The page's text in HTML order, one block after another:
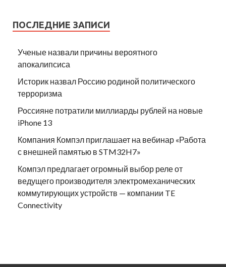
ПОСЛЕДНИЕ ЗАПИСИ
Ученые назвали причины вероятного
апокалипсиса
Историк назвал Россию родиной политического
терроризма
Россияне потратили миллиарды рублей на новые
iPhone 13
Компания Компэл приглашает на вебинар «Работа
с внешней памятью в STM32H7»
Компэл предлагает огромный выбор реле от
ведущего производителя электромеханических
коммутирующих устройств — компании TE
Connectivity